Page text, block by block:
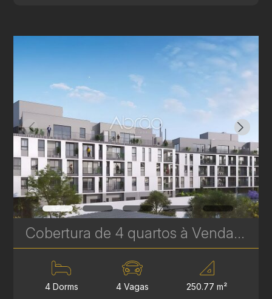
Cobertura de 4 quartos à Venda no Le Gris - Santa Felicidade - 250 m² Privativos | Ref. 1759
4 Dorms 4 Vagas 250.77 m²